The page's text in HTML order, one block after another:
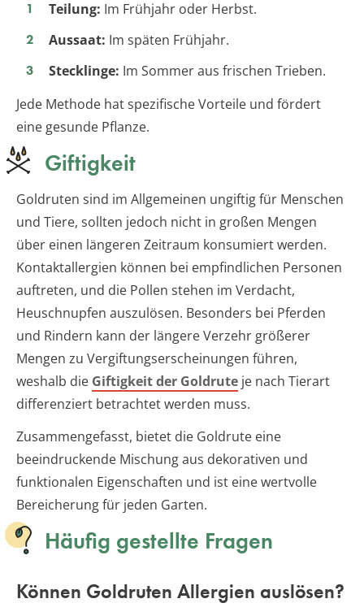
Teilung: Im Frühjahr oder Herbst.
Aussaat: Im späten Frühjahr.
Stecklinge: Im Sommer aus frischen Trieben.
Jede Methode hat spezifische Vorteile und fördert
eine gesunde Pflanze.
Giftigkeit
Goldruten sind im Allgemeinen ungiftig für Menschen
und Tiere, sollten jedoch nicht in großen Mengen
über einen längeren Zeitraum konsumiert werden.
Kontaktallergien können bei empfindlichen Personen
auftreten, und die Pollen stehen im Verdacht,
Heuschnupfen auszulösen. Besonders bei Pferden
und Rindern kann der längere Verzehr größerer
Mengen zu Vergiftungserscheinungen führen,
weshalb die Giftigkeit der Goldrute je nach Tierart
differenziert betrachtet werden muss.
Zusammengefasst, bietet die Goldrute eine
beeindruckende Mischung aus dekorativen und
funktionalen Eigenschaften und ist eine wertvolle
Bereicherung für jeden Garten.
Häufig gestellte Fragen
Können Goldruten Allergien auslösen?